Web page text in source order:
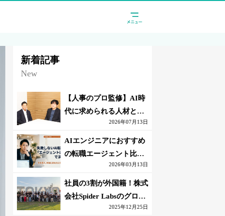
新着記事
New
【人事のプロ監修】AI時
代に求められる人材と
は？「代替されない人」
の条件
2026年07月13日
AIエンジニアにおすすめ
の転職エージェント比較
｜失敗しない選び方【採
点表つき】
2026年03月13日
社員の3割が外国籍！株式
会社Spider Labsのグロー
2025年12月25日